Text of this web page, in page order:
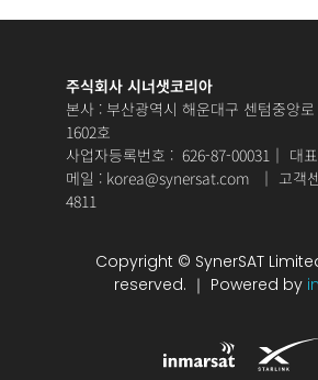
주식회사 시너샛코리아
본사 : 부산광역시 해운대구 센텀중앙
1602호
사업자등록번호 : 626-87-00031｜ 대
메일 : korea@synersat.com ｜ 고객
4811
Copyright © SynerSAT
reserved. ｜ Powered by